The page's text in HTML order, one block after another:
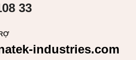
33
industries.com